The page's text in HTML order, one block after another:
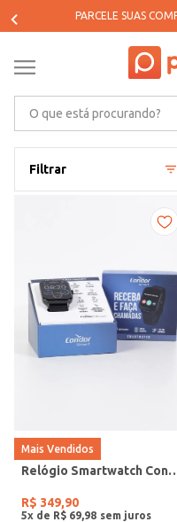
PARCELE SUAS
Filtrar
Mais Vendidos
Relógio Smartwatch
R$ 349,90
5x de R$ 69 98